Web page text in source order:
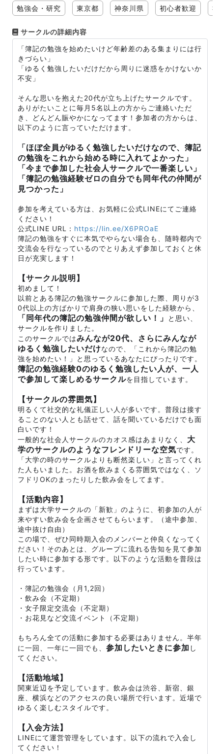
勉強会・研究 東京都 神奈川県 初心者歓迎
サークルの詳細内容
「簿記の勉強を始めたいけど年齢差のある集まりには行
きづらい」
「ゆるく勉強したいだけだから周りに迷惑をかけないか
不安」
そんな思いを抱えた20代が立ち上げたサークルです。
ありがたいことに毎月5名以上の方からご連絡いただ
き、どんどん賑やかになってます！参加者の方からは、
以下のように言っていただけます。
「ほぼ全員がゆるく勉強したいだけなので、簿記
の勉強をこれから始める時に入れてよかった」
「今まで参加した社会人サークルで一番楽しい」
「簿記の勉強経験ゼロの自分でも同年代の仲間が
見つかった」
参加を考えている方は、お気軽に公式LINEにてご連絡
ください！
公式LINE URL： https://lin.ee/X6PROaE
簿記の勉強をすぐに本気でやらない場合も、随時都内で
交流会を行なっているのでとりあえず参加しておくと休
日が充実します！
【サークル説明】
初めまして！
以前とある簿記の勉強サークルに参加した際、周りが3
0代以上の方ばかりで肩身の狭い思いをした経験から、
「同年代の簿記の勉強仲間が欲しい！」
と思い、
サークルを作りました。
このサークルではみんなが20代、さらにみんなが
ゆるく勉強したいだけなので、「これから簿記の勉
強を始めたい！」と思っているあなたにぴったりです。
簿記の勉強経験0のゆるく勉強したい人が、一人
で参加して楽しめるサークルを目指しています。
【サークルの雰囲気】
明るくて社交的な礼儀正しい人が多いです。普段は接す
ることのない人とも話せて、話を聞いているだけでも面
白いです！
一般的な社会人サークルのカオス感はあまりなく、 大
学のサークルのようなフレンドリーな空気です。
「大学の時のサークルよりも断然楽しい」と言ってくれ
た人もいました。お酒を飲みまくる雰囲気ではなく、ソ
フドリOKのまったりした飲み会をしてます。
【活動内容】
まずは大学サークルの「新歓」のように、初参加の人が
来やすい飲み会を企画させてもらいます。（途中参加、
途中抜け自由）
この場で、ぜひ同時期入会のメンバーと仲良くなってく
ださい！そのあとは、グループに流れる告知を見て参加
したい時に参加する形です。以下のような活動を普段は
行っています。
・簿記の勉強会（月1,2回）
・飲み会（不定期）
・女子限定交流会（不定期）
・お花見など交流イベント（不定期）
もちろん全ての活動に参加する必要はありません。半年
に一回、一年に一回でも、 参加したいときに参加 し
てください。
【活動地域】
関東近辺を予定しています。飲み会は渋谷、新宿、銀
座、横浜などのアクセスの良い場所で行います。近場で
ゆるく楽しむスタイルです。
【入会方法】
LINEにて運営管理をしています。以下の流れで入会し
てください！